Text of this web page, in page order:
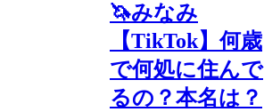
🦄みなみ
【TikTok】何歳
で何処に住んで
るの？本名は？